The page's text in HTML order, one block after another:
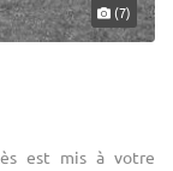
(7)
est mis à votre